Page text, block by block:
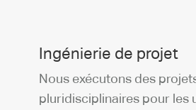
Ingénierie de projet
Nous exécutons des
pluridisciplinaires pour les